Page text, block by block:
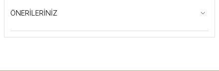
ÖNERİLERİNİZ